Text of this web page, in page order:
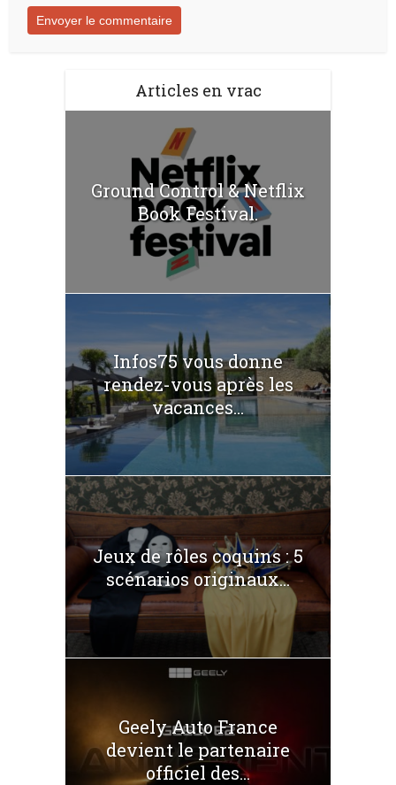
Articles en vrac
Ground Control & Netflix
Book Festival.
Infos75 vous donne
rendez-vous après les
vacances...
Jeux de rôles coquins : 5
scénarios originaux...
Geely Auto France
devient le partenaire
officiel des...